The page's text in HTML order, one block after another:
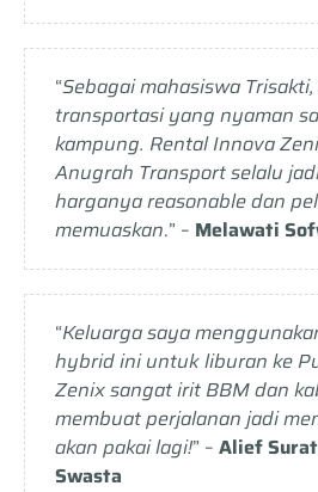
“Sebagai mahasiswa
transportasi yang nyaman
kampung. Rental Innova
Anugrah Transport selalu
harganya reasonable dan
memuaskan.” – Melawati
“Keluarga saya
hybrid ini untuk liburan ke
Zenix sangat irit BBM dan
membuat perjalanan jadi
akan pakai lagi!” – Alief
Swasta